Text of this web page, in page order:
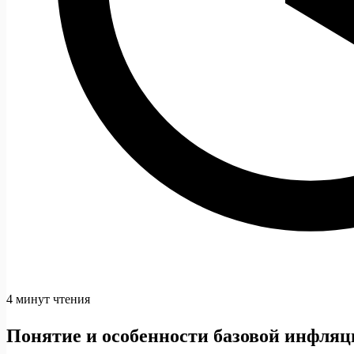
4 минут чтения
Понятие и особенности базовой